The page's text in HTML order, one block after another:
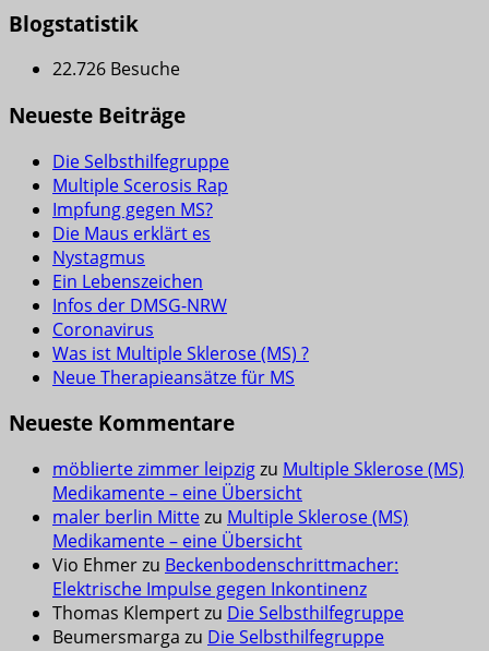
Blogstatistik
22.726 Besuche
Neueste Beiträge
Die Selbsthilfegruppe
Multiple Scerosis Rap
Impfung gegen MS?
Die Maus erklärt es
Nystagmus
Ein Lebenszeichen
Infos der DMSG-NRW
Coronavirus
Was ist Multiple Sklerose (MS) ?
Neue Therapieansätze für MS
Neueste Kommentare
möblierte zimmer leipzigzu Multiple Sklerose (MS)
Medikamente – eine Übersicht
maler berlin Mittezu Multiple Sklerose (MS)
Medikamente – eine Übersicht
Vio Ehmerzu Beckenbodenschrittmacher:
Elektrische Impulse gegen Inkontinenz
Thomas Klempertzu Die Selbsthilfegruppe
Beumersmarga zu Die Selbsthilfegruppe